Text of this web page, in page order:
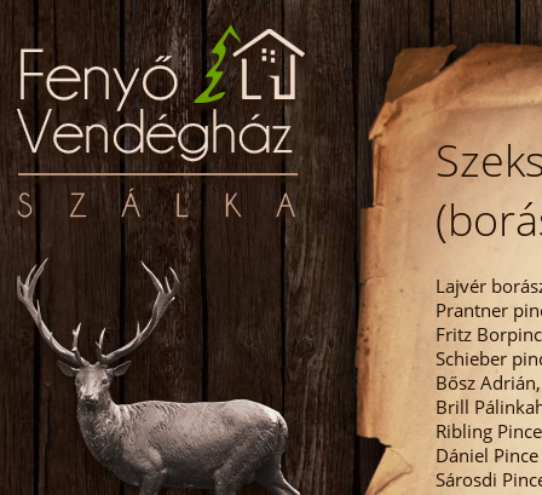
Lajvér
Prantner
Fritz
Schieber
Bősz
Brill
Ribling Pince
Dániel Pince
Sárosdi